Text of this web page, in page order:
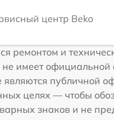
центр Beko
ремонтом и
имеет официальной
являются публичной
целях — чтобы
знаков и не